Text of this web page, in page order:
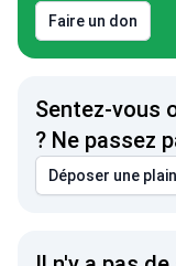
Faire un don
Sentez-vous
? Ne passez
Déposer une